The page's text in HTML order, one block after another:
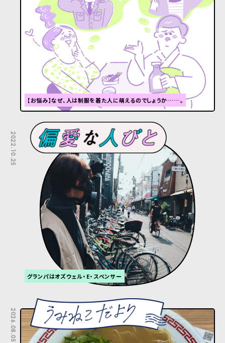
【お悩み】なぜ、人は制服を着た人に萌えるのでしょうか……。
2022.10.25
グランパはオズウェル・E・スペンサー
2026.08.05